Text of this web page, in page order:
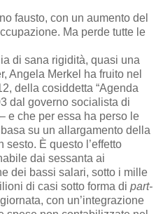
fausto, con un aumento del
Ma perde tutte le
di sana rigidità, quasi una
Angela Merkel ha fruito nel
della cosiddetta “Agenda
dal governo socialista di
e che per essa ha perso le
su un allargamento della
È questo l’effetto
dai sessanta ai
dei bassi salari, sotto i mille
di casi sotto forma di part-
con un’integrazione